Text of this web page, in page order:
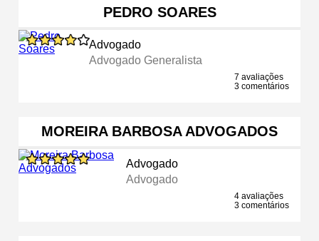
PEDRO SOARES
Advogado
Advogado Generalista
7 avaliações
3 comentários
MOREIRA BARBOSA ADVOGADOS
Advogado
Advogado
4 avaliações
3 comentários